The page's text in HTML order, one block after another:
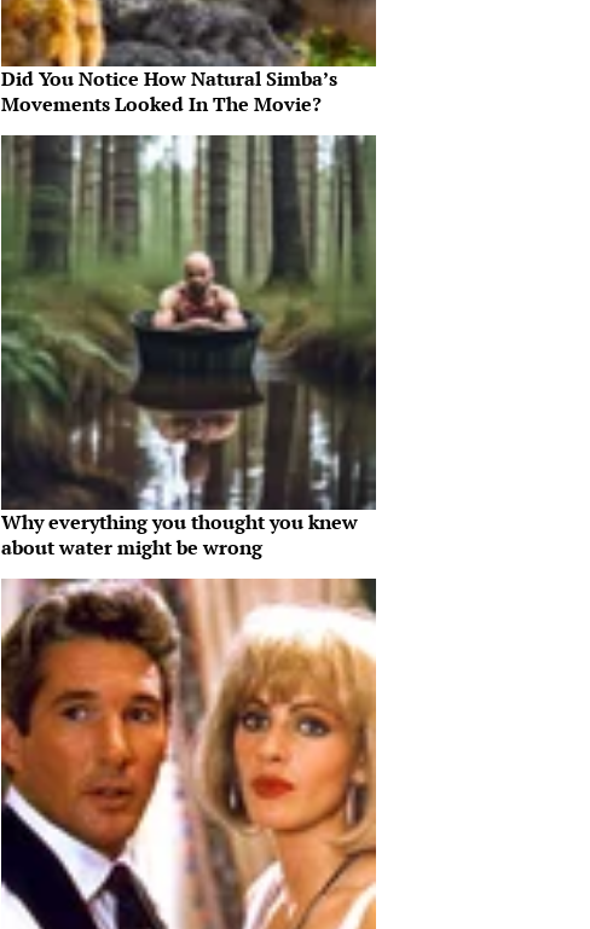
Did You Notice How Natural Simba’s
Movements Looked In The Movie?
Why everything you thought you knew
about water might be wrong